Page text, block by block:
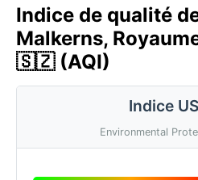
Indice de qualité
Malkerns,
🇸🇿 (AQI)
Indice
Environmental